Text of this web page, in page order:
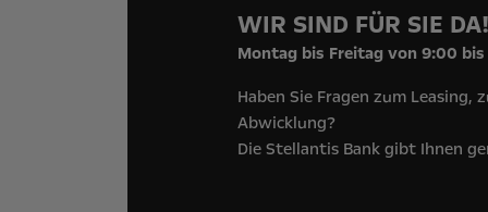
WIR SIND FÜR SIE DA!
Montag bis Freitag von 9:00
Haben Sie Fragen zum Leasing,
Abwicklung?
Die Stellantis Bank gibt Ihnen